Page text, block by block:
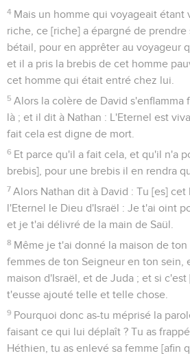
4 Mais un homme qui voyageait étant
riche, ce [riche] a épargné de prendre
bétail, pour en apprêter au voyageur
et il a pris la brebis de cet homme
cet homme qui était entré chez lui.
5 Alors la colère de David s'enflamma
là ; et il dit à Nathan : L'Eternel est
fait cela est digne de mort.
6 Et parce qu'il a fait cela, et qu'il n'a
brebis], pour une brebis il en rendra
7 Alors Nathan dit à David : Tu [es]
l'Eternel le Dieu d'Israël : Je t'ai oint
et je t'ai délivré de la main de Saül.
8 Même je t'ai donné la maison de
femmes de ton Seigneur en ton sein,
maison d'Israël, et de Juda ; et si
t'eusse ajouté telle et telle chose.
9 Pourquoi donc as-tu méprisé la
faisant ce qui lui déplaît ? Tu as
Héthien, tu as enlevé sa femme [afin